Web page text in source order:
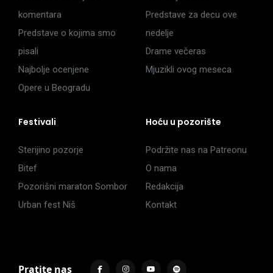
komentara
Predstave o kojima smo
pisali
Najbolje ocenjene
Opere u Beogradu
Predstave za decu ove
nedelje
Drame večeras
Mjuzikli ovog meseca
Festivali
Sterijino pozorje
Bitef
Pozorišni maraton Sombor
Urban fest Niš
Hoću u pozorište
Podržite nas na Patreonu
O nama
Redakcija
Kontakt
Pratite nas